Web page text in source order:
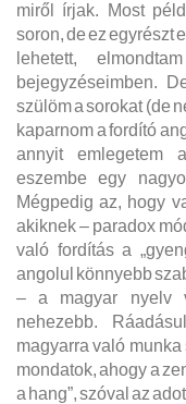
miről írjak. Most
soron, de ez egyrészt
lehetett,
bejegyzéseimben.
szülöm a sorokat (de
kaparnom a fordító
annyit emlegetem
eszembe egy
Mégpedig az, hogy
akiknek – paradox
való fordítás a
angolul könnyebb
– a magyar nyelv
nehezebb.
magyarra való
mondatok, ahogy a
a hang”, szóval az